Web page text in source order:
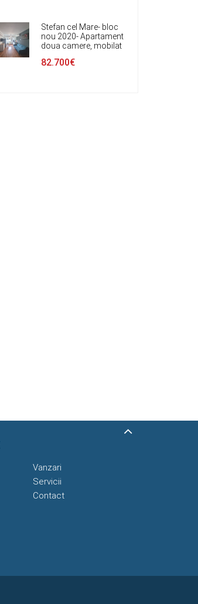
Stefan cel Mare- bloc
nou 2020- Apartament
doua camere, mobilat
82.700€
Vanzari
Servicii
Contact